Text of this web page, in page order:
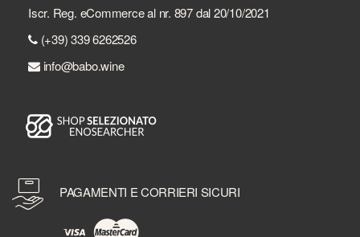
Iscr. Reg. eCommerce al nr. 897 dal 20/10/2021
(+39) 339 6262526
info@babo.wine
PAGAMENTI E CORRIERI SICURI